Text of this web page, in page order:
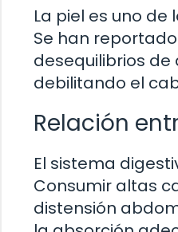
La piel es uno
Se han
desequilibrios de
debilitando el
Relación
El sistema
Consumir altas
distensión